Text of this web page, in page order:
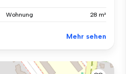
Wohnung 28 m²
Mehr sehen